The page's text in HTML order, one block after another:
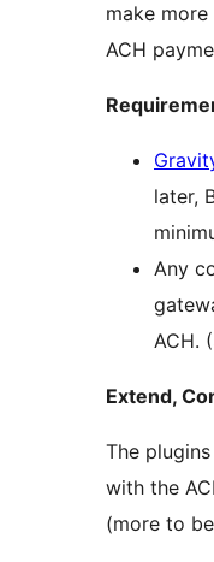
make
ACH
later,
Any
ACH.
Extend,
The
with the
(more to